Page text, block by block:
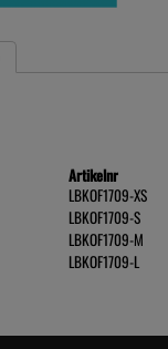
Artikelnr
LBKOF1709-XS
LBKOF1709-S
LBKOF1709-M
LBKOF1709-L